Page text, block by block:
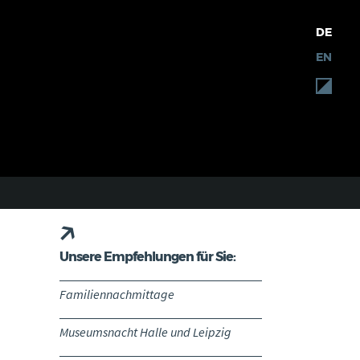
DE
EN
Unsere Empfehlungen für Sie:
Familiennachmittage
Museumsnacht Halle und Leipzig